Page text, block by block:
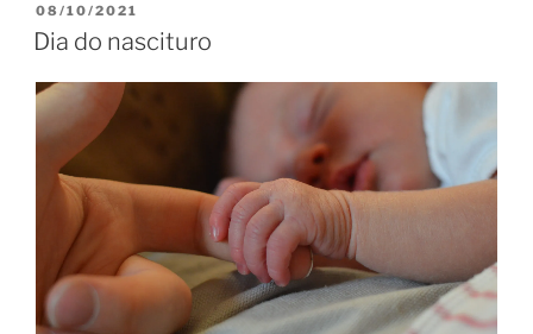
PUBLICADO
EM
08/10/2021
Dia do nascituro